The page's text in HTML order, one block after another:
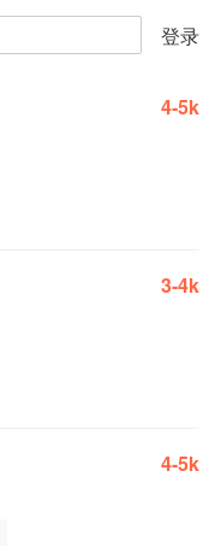
登录
4-5k
3-4k
4-5k